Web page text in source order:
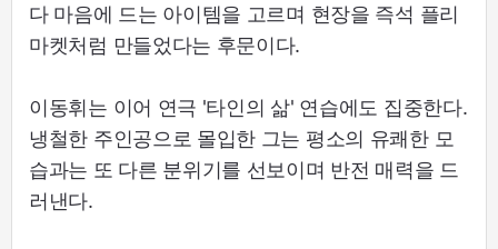
다 마음에 드는 아이템을 고르며 현장을 즉석 플리
마켓처럼 만들었다는 후문이다.
이동휘는 이어 연극 '타인의 삶' 연습에도 집중한다.
냉철한 주인공으로 몰입한 그는 평소의 유쾌한 모
습과는 또 다른 분위기를 선보이며 반전 매력을 드
러낸다.